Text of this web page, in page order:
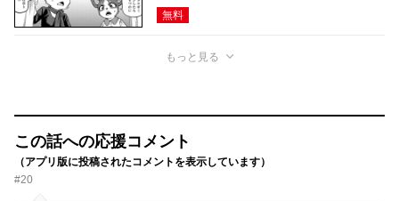
無料
もっと見る
この話への応援コメント
（アプリ版に投稿されたコメントを表示しています）
#20